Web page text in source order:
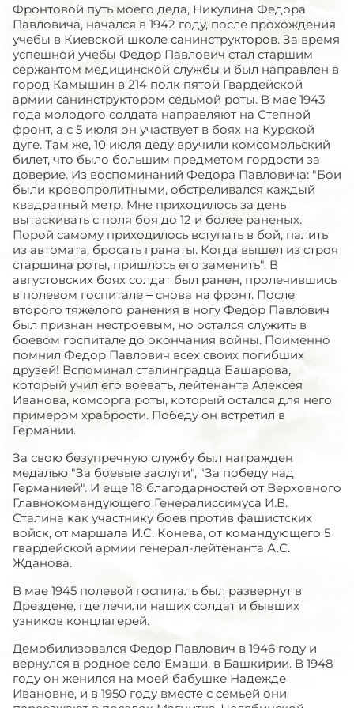
Фронтовой путь моего деда, Никулина Федора
Павловича, начался в 1942 году, после прохождения
учебы в Киевской школе санинструкторов. За время
успешной учебы Федор Павлович стал старшим
сержантом медицинской службы и был направлен в
город Камышин в 214 полк пятой Гвардейской
армии санинструктором седьмой роты. В мае 1943
года молодого солдата направляют на Степной
фронт, а с 5 июля он участвует в боях на Курской
дуге. Там же, 10 июля деду вручили комсомольский
билет, что было большим предметом гордости за
доверие. Из воспоминаний Федора Павловича: "Бои
были кровопролитными, обстреливался каждый
квадратный метр. Мне приходилось за день
вытаскивать с поля боя до 12 и более раненых.
Порой самому приходилось вступать в бой, палить
из автомата, бросать гранаты. Когда вышел из строя
старшина роты, пришлось его заменить". В
августовских боях солдат был ранен, пролечившись
в полевом госпитале – снова на фронт. После
второго тяжелого ранения в ногу Федор Павлович
был признан нестроевым, но остался служить в
боевом госпитале до окончания войны. Поименно
помнил Федор Павлович всех своих погибших
друзей! Вспоминал сталинградца Башарова,
который учил его воевать, лейтенанта Алексея
Иванова, комсорга роты, который остался для него
примером храбрости. Победу он встретил в
Германии.
За свою безупречную службу был награжден
медалью "За боевые заслуги", "За победу над
Германией". И еще 18 благодарностей от Верховного
Главнокомандующего Генералиссимуса И.В.
Сталина как участнику боев против фашистских
войск, от маршала И.С. Конева, от командующего 5
гвардейской армии генерал-лейтенанта А.С.
Жданова.
В мае 1945 полевой госпиталь был развернут в
Дрездене, где лечили наших солдат и бывших
узников концлагерей.
Демобилизовался Федор Павлович в 1946 году и
вернулся в родное село Емаши, в Башкирии. В 1948
году он женился на моей бабушке Надежде
Ивановне, и в 1950 году вместе с семьей они